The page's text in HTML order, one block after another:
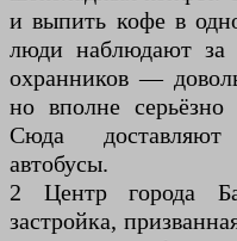
и выпить кофе в
люди наблюдают за
охранников —
но вполне серьёзно
Сюда доставляют
автобусы.
2 Центр города
застройка,